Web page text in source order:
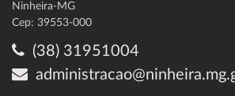
Ninheira-MG
Cep: 39553-000
(38) 31951004